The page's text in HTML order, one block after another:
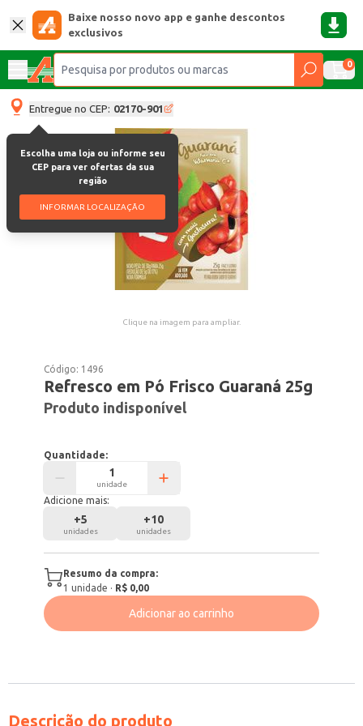
Baixe nosso novo app e ganhe descontos
exclusivos
0
Entregue no CEP: 02170-901
Escolha uma loja ou informe seu
CEP para ver ofertas da sua
região
INFORMAR LOCALIZAÇÃO
Clique na imagem para ampliar.
Código: 1496
Refresco em Pó Frisco Guaraná 25g
Produto indisponível
Quantidade:
unidade
Adicione mais:
+5
unidades
+10
unidades
Resumo da compra:
1 unidade · R$ 0,00
Adicionar ao carrinho
Descrição do produto